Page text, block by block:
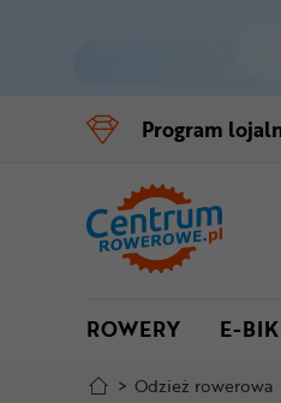
Menu
Informacje o
Do
Szczegółowe
Program
ROWERY E-
> Odzież rowerowa